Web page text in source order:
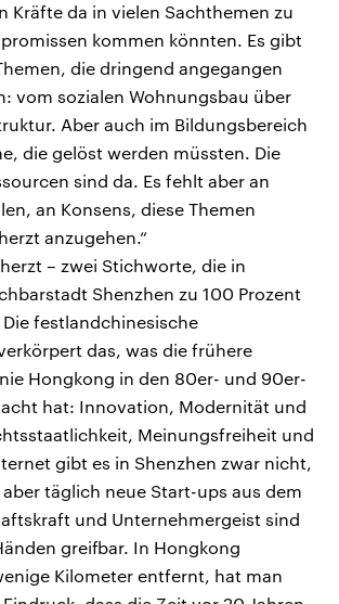
Kräfte da in vielen Sachthemen zu
kommen könnten. Es gibt
die dringend angegangen
vom sozialen Wohnungsbau über
Aber auch im Bildungsbereich
die gelöst werden müssten. Die
sind da. Es fehlt aber an
an Konsens, diese Themen
anzugehen.“
– zwei Stichworte, die in
Shenzhen zu 100 Prozent
festlandchinesische
das, was die frühere
Hongkong in den 80er- und 90er-
hat: Innovation, Modernität und
Meinungsfreiheit und
gibt es in Shenzhen zwar nicht,
täglich neue Start-ups aus dem
und Unternehmergeist sind
greifbar. In Hongkong
Kilometer entfernt, hat man